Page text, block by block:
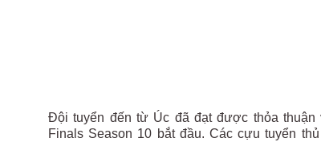
Đội tuyển đến từ Úc đã đạt được thỏa
Finals Season 10 bắt đầu. Các cựu tuyển